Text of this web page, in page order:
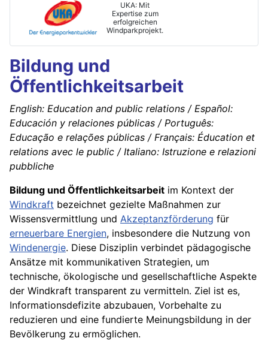
UKA: Mit
Expertise zum
erfolgreichen
Windparkprojekt.
Bildung und
Öffentlichkeitsarbeit
English: Education and public relations / Español:
Educación y relaciones públicas / Português:
Educação e relações públicas / Français: Éducation et
relations avec le public / Italiano: Istruzione e relazioni
pubbliche
Bildung und Öffentlichkeitsarbeit im Kontext der
Windkraft bezeichnet gezielte Maßnahmen zur
Wissensvermittlung und Akzeptanzförderung für
erneuerbare Energien, insbesondere die Nutzung von
Windenergie. Diese Disziplin verbindet pädagogische
Ansätze mit kommunikativen Strategien, um
technische, ökologische und gesellschaftliche Aspekte
der Windkraft transparent zu vermitteln. Ziel ist es,
Informationsdefizite abzubauen, Vorbehalte zu
reduzieren und eine fundierte Meinungsbildung in der
Bevölkerung zu ermöglichen.